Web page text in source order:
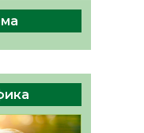
41 0